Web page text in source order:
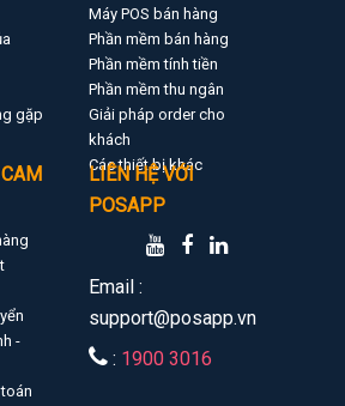
gặp
Máy POS bán hàng
Phần mềm bán hàng
Phần mềm tính tiền
Phần mềm thu ngân
Giải pháp order cho
khách
Các thiết bị khác
-
LIÊN HỆ VỚI
POSAPP
Email :
support@posapp.vn
: 1900 3016